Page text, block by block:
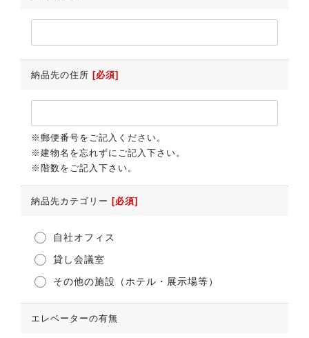
納品先の住所 [必須]
※郵便番号をご記入ください。
※建物名を忘れずにご記入下さい。
※階数をご記入下さい。
納品先カテゴリー [必須]
自社オフィス
貸し会議室
その他の施設（ホテル・展示場等）
エレベーターの有無